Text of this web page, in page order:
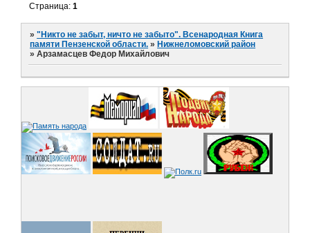
Страница:1
»"Никто не забыт, ничто не забыто". Всенародная Книга
памяти Пензенской области. » Нижнеломовский район
»Арзамасцев Федор Михайлович